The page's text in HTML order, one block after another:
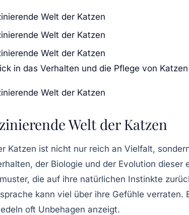
Welt der Katzen
Welt der Katzen
Welt der Katzen
in das Verhalten und die Pflege von Katzen
Welt der Katzen
Welt der Katzen
Katzen ist nicht nur reich an Vielfalt,
, der Biologie und der Evolution dieser
die auf ihre natürlichen Instinkte
kann viel über ihre Gefühle
oft Unbehagen anzeigt.